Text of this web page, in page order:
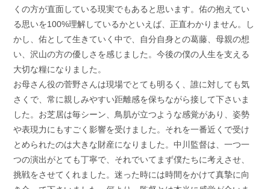
くの方が直面している現実でもあると思います。佑の抱えてい
る思いを100%理解しているかといえば、正直わかりません。し
かし、佑として生きていく中で、自分自身との葛藤、母親の想
い、沢山の方の優しさを感じました。今後の僕の人生を支える
大切な糧になりました。
お母さん役の菅野さんは現場でとても明るく、誰に対しても気
さくで、常に親しみやすい距離感を保ちながら接して下さいま
した。お芝居は毎シーン、鳥肌が立つような感覚があり、姿勢
や表現力にもすごく影響を受けました。それを一番近くで受け
とめられたのは大きな財産になりました。中川監督は、一つ一
つの演出がとても丁寧で、それでいてまず僕たちに考えさせ、
挑戦をさせてくれました。迷った時には時間をかけて真摯に向